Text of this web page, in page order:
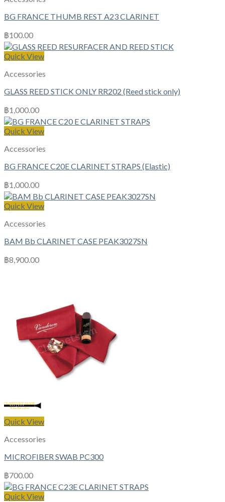
BG FRANCE THUMB REST A23 CLARINET
฿100.00
Quick View
Accessories
GLASS REED STICK ONLY RR202 (Reed stick only)
฿1,000.00
Quick View
Accessories
BG FRANCE C20E CLARINET STRAPS (Elastic)
฿1,000.00
Quick View
Accessories
BAM Bb CLARINET CASE PEAK3027SN
฿8,900.00
Quick View
Accessories
MICROFIBER SWAB PC300
฿700.00
Quick View